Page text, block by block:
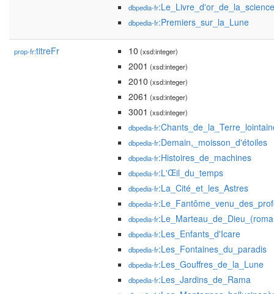
dbpedia-fr
dbpedia-fr:Premiers_sur_la_Lune
prop-fr:titreFr 10 (xsd:integer)
2001 (xsd:integer)
2010 (xsd:integer)
2061 (xsd:integer)
3001 (xsd:integer)
dbpedia-fr
dbpedia-fr:Demain,_moisson_d'étoiles
dbpedia-fr:Histoires_de_machines
dbpedia-fr:L'Œil_du_temps
dbpedia-fr:La_Cité_et_les_Astres
dbpedia-fr
dbpedia-fr
dbpedia-fr:Les_Enfants_d'Icare
dbpedia-fr:Les_Fontaines_du_paradis
dbpedia-fr:Les_Gouffres_de_la_Lune
dbpedia-fr:Les_Jardins_de_Rama